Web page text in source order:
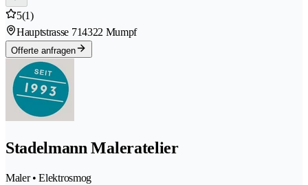
5(1)
Hauptstrasse 714322 Mumpf
Offerte anfragen
Stadelmann Maleratelier
Maler • Elektrosmog